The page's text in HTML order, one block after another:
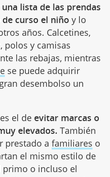
lista de las prendas
curso el niño y lo
años. Calcetines,
polos y camisas
las rebajas, mientras
se puede adquirir
desembolso un
el de evitar marcas o
elevados. También
prestado a familiares o
el mismo estilo de
o incluso el